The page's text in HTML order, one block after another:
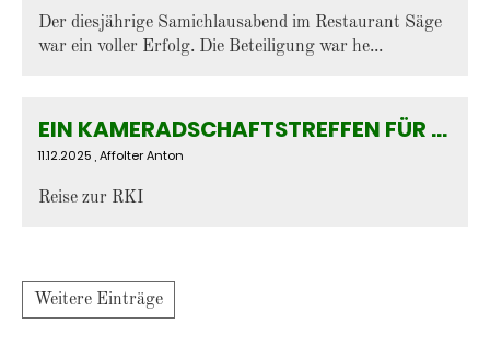
Der diesjährige Samichlausabend im Restaurant Säge
war ein voller Erfolg. Die Beteiligung war he...
EIN KAMERADSCHAFTSTREFFEN FÜR LEIB UND SEELE
11.12.2025 , Affolter Anton
Reise zur RKI
Weitere Einträge